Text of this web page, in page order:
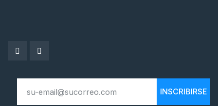
INSCRIBIRSE